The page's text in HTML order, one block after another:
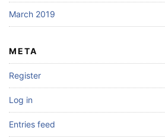
March 2019
META
Register
Log in
Entries feed